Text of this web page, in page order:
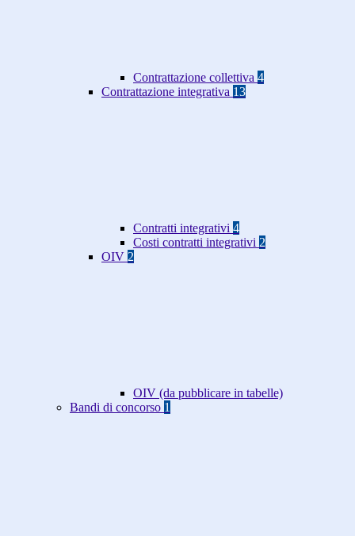
Contrattazione collettiva 4
Contrattazione integrativa 13
Contratti integrativi 4
Costi contratti integrativi 2
OIV 2
OIV (da pubblicare in tabelle)
Bandi di concorso 1